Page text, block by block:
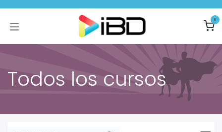
0
Todos los cursos